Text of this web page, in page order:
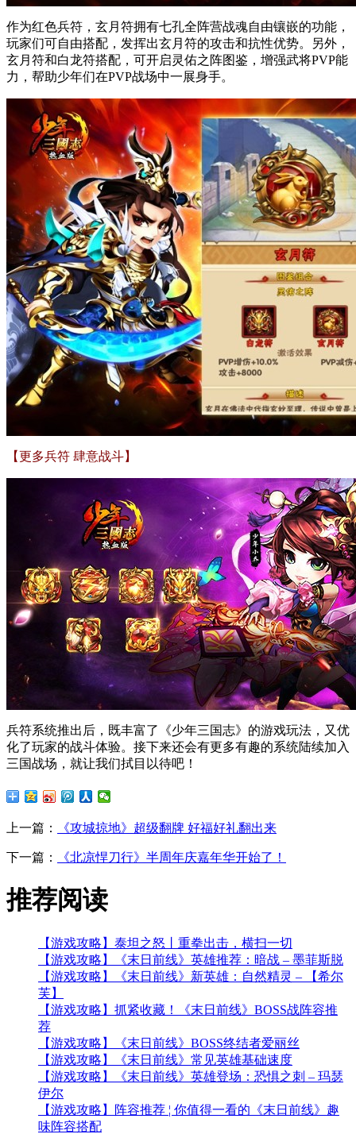
作为红色兵符，玄月符拥有七孔全阵营战魂自由镶嵌的功能，
玩家们可自由搭配，发挥出玄月符的攻击和抗性优势。另外，
玄月符和白龙符搭配，可开启灵佑之阵图鉴，增强武将PVP能
力，帮助少年们在PVP战场中一展身手。
【更多兵符 肆意战斗】
兵符系统推出后，既丰富了《少年三国志》的游戏玩法，又优
化了玩家的战斗体验。接下来还会有更多有趣的系统陆续加入
三国战场，就让我们拭目以待吧！
上一篇： 《攻城掠地》超级翻牌 好福好礼翻出来
下一篇： 《北凉悍刀行》半周年庆嘉年华开始了！
推荐阅读
【游戏攻略】泰坦之怒丨重拳出击，横扫一切
【游戏攻略】《末日前线》英雄推荐：暗战 – 墨菲斯脱
【游戏攻略】《末日前线》新英雄：自然精灵 – 【希尔
芙】
【游戏攻略】抓紧收藏！《末日前线》BOSS战阵容推
荐
【游戏攻略】《末日前线》BOSS终结者爱丽丝
【游戏攻略】《末日前线》常见英雄基础速度
【游戏攻略】《末日前线》英雄登场：恐惧之刺 – 玛瑟
伊尔
【游戏攻略】阵容推荐 ¦ 你值得一看的《末日前线》趣
味阵容搭配